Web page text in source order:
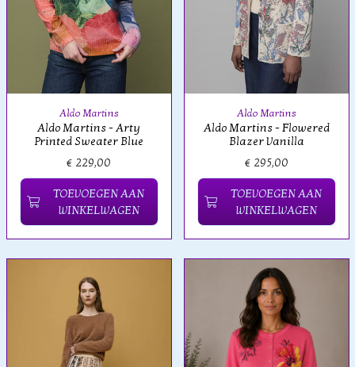
Aldo Martins
Aldo Martins - Arty
Printed Sweater Blue
€ 229,00
TOEVOEGEN AAN
WINKELWAGEN
Aldo Martins
Aldo Martins - Flowered
Blazer Vanilla
€ 295,00
TOEVOEGEN AAN
WINKELWAGEN